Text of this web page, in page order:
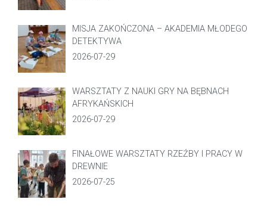
MISJA ZAKOŃCZONA – AKADEMIA MŁODEGO
DETEKTYWA
2026-07-29
WARSZTATY Z NAUKI GRY NA BĘBNACH
AFRYKAŃSKICH
2026-07-29
FINAŁOWE WARSZTATY RZEŹBY I PRACY W
DREWNIE
2026-07-25